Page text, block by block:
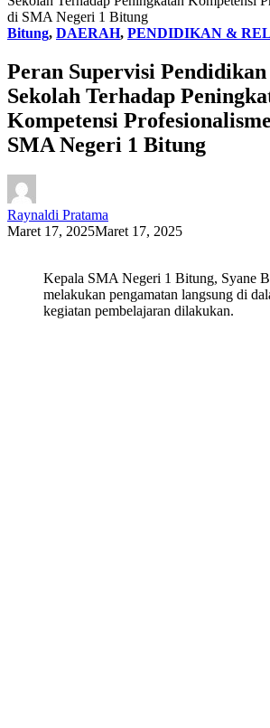
di SMA Negeri 1 Bitung
Bitung, DAERAH, PENDIDIKAN &
Peran Supervisi
Sekolah Terhadap
Kompetensi
SMA Negeri 1 Bitung
Raynaldi Pratama
Maret 17, 2025Maret 17, 2025
Kepala SMA Negeri 1 Bitung, Syane
melakukan pengamatan langsung di
kegiatan pembelajaran dilakukan.